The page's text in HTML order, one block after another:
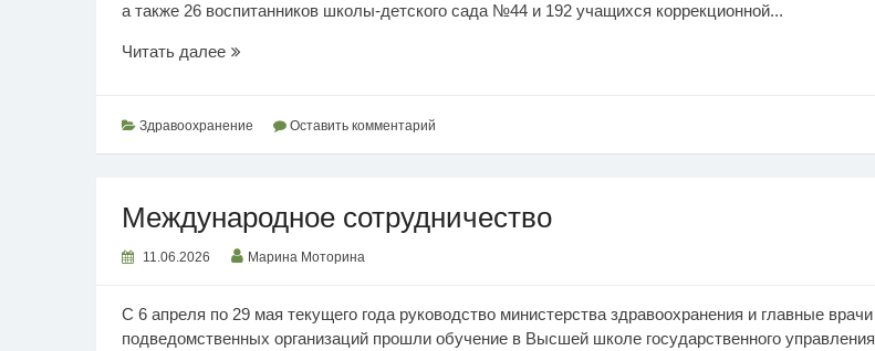
а также 26 воспитанников школы-детского сада №44 и 192 учащихся коррекционной...
Читать далееСтоматологическая
Здравоохранение Оставить комментарий
Международное сотрудничество
11.06.2026 Марина Моторина
С 6 апреля по 29 мая текущего года руководство министерства здравоохранения и главные врачи
подведомственных организаций прошли обучение в Высшей школе государственного управления